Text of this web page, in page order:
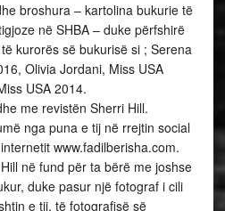
broshura – kartolina bukurie të
në SHBA – duke përfshirë
kurorës së bukurisë si ; Serena
Olivia Jordani, Miss USA
USA 2014.
me revistën Sherri Hill.
nga puna e tij në rrejtin social
www.fadilberisha.com.
në fund për ta bërë me joshse
duke pasur një fotograf i cili
e tij, të fotografisë së